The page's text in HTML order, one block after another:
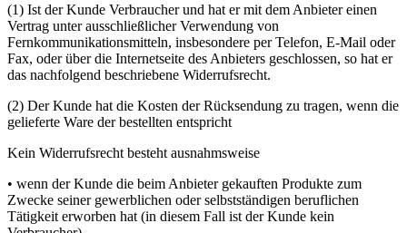
(1) Ist der Kunde Verbraucher und hat er mit dem Anbieter einen
Vertrag unter ausschließlicher Verwendung von
Fernkommunikationsmitteln, insbesondere per Telefon, E-Mail oder
Fax, oder über die Internetseite des Anbieters geschlossen, so hat er
das nachfolgend beschriebene Widerrufsrecht.
(2) Der Kunde hat die Kosten der Rücksendung zu tragen, wenn die
gelieferte Ware der bestellten entspricht
Kein Widerrufsrecht besteht ausnahmsweise
• wenn der Kunde die beim Anbieter gekauften Produkte zum
Zwecke seiner gewerblichen oder selbstständigen beruflichen
Tätigkeit erworben hat (in diesem Fall ist der Kunde kein